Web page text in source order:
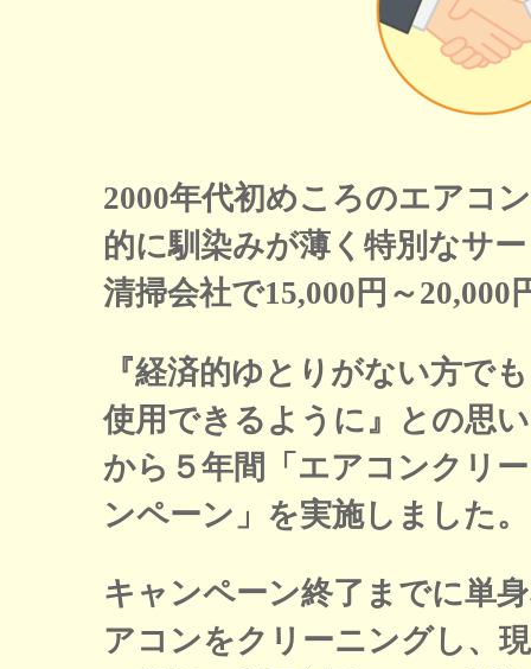
2000年代初めころのエアコ
的に馴染みが薄く特別なサ
清掃会社で15,000円～20,000
『経済的ゆとりがない方で
使用できるように』との思
から５年間「エアコンクリ
ンペーン」を実施しました。
キャンペーン終了までに単
アコンをクリーニングし、